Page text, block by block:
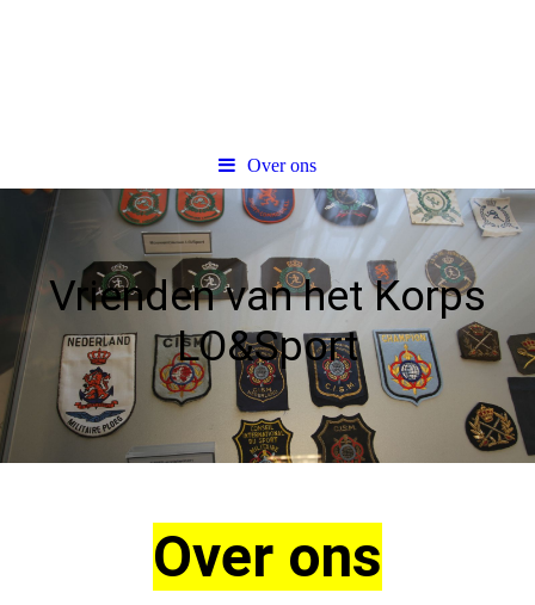
Over ons
Vrienden van het Korps
LO&Sport
Over ons